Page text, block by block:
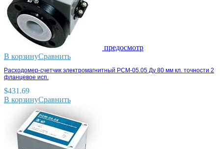
предосмотр
В корзинуСравнить
Расходомер-счетчик электромагнитный РСМ-05.05 Ду 80 мм кл. точности 2
фланцевое исп.
$431.69
В корзинуСравнить